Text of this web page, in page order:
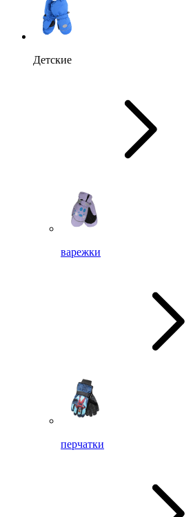
Детские
варежки
перчатки